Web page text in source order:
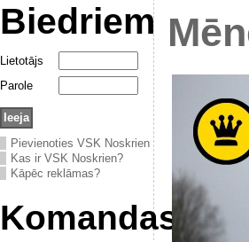
Biedriem
Lietotājs
Parole
Pievienoties VSK Noskrien
Kas ir VSK Noskrien?
Kāpēc reklāmas?
Komandas